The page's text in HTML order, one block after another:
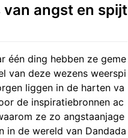
van angst en spijt
één ding hebben ze geme
van deze wezens weerspi
liggen in de harten va
de inspiratiebronnen ac
ze zo angstaanjage
in de wereld van Dandada